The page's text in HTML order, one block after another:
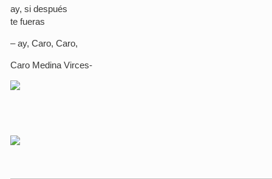
ay, si después
te fueras
– ay, Caro, Caro,
Caro Medina Virces-